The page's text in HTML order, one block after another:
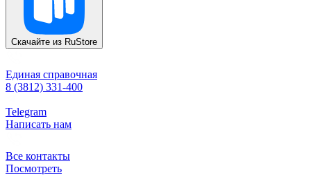
Скачайте из RuStore
Единая справочная
8 (3812) 331-400
Telegram
Написать нам
Все контакты
Посмотреть